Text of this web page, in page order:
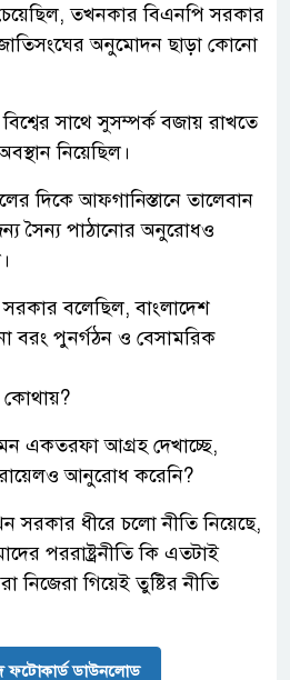
তখনকার বিএনপি সরকার
অনুমোদন ছাড়া কোনো
সাথে সুসম্পর্ক বজায় রাখতে
নিয়েছিল।
দিকে আফগানিস্তানে তালেবান
সৈন্য পাঠানোর অনুরোধও
বলেছিল, বাংলাদেশ
বরং পুনর্গঠন ও বেসামরিক
কোথায়?
একতরফা আগ্রহ দেখাচ্ছে,
আনুরোধ করেনি?
ধীরে চলো নীতি নিয়েছে,
পররাষ্ট্রনীতি কি এতটাই
নিজেরা গিয়েই তুষ্টির নীতি
ফটোকার্ড ডাউনলোড